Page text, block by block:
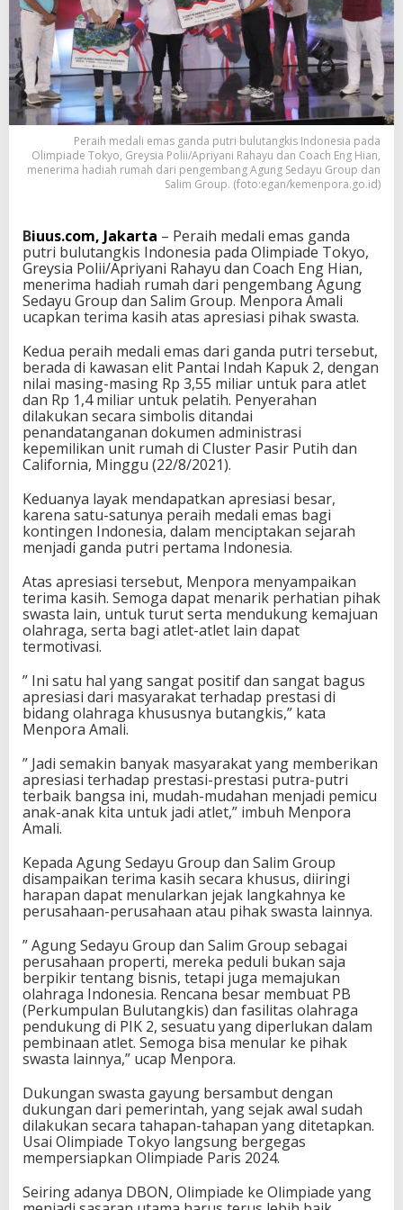
d
a
P
t
i
D
a
p
a
t
d
i
a
h
R
u
a
h
,
M
e
n
p
o
a
A
m
a
i
U
c
a
p
n
A
p
s
i
a
s
i
h
a
k
w
a
s
t
a
Peraih medali emas ganda putri bulutangkis Indonesia pada
Olimpiade Tokyo, Greysia Polii/Apriyani Rahayu dan Coach Eng Hian,
menerima hadiah rumah dari pengembang Agung Sedayu Group dan
Salim Group. (foto:egan/kemenpora.go.id)
Biuus.com, Jakarta – Peraih medali emas ganda
putri bulutangkis Indonesia pada Olimpiade Tokyo,
Greysia Polii/Apriyani Rahayu dan Coach Eng Hian,
menerima hadiah rumah dari pengembang Agung
Sedayu Group dan Salim Group. Menpora Amali
ucapkan terima kasih atas apresiasi pihak swasta.
Kedua peraih medali emas dari ganda putri tersebut,
berada di kawasan elit Pantai Indah Kapuk 2, dengan
nilai masing-masing Rp 3,55 miliar untuk para atlet
dan Rp 1,4 miliar untuk pelatih. Penyerahan
dilakukan secara simbolis ditandai
penandatanganan dokumen administrasi
kepemilikan unit rumah di Cluster Pasir Putih dan
California, Minggu (22/8/2021).
Keduanya layak mendapatkan apresiasi besar,
karena satu-satunya peraih medali emas bagi
kontingen Indonesia, dalam menciptakan sejarah
menjadi ganda putri pertama Indonesia.
Atas apresiasi tersebut, Menpora menyampaikan
terima kasih. Semoga dapat menarik perhatian pihak
swasta lain, untuk turut serta mendukung kemajuan
olahraga, serta bagi atlet-atlet lain dapat
termotivasi.
” Ini satu hal yang sangat positif dan sangat bagus
apresiasi dari masyarakat terhadap prestasi di
bidang olahraga khususnya butangkis,” kata
Menpora Amali.
” Jadi semakin banyak masyarakat yang memberikan
apresiasi terhadap prestasi-prestasi putra-putri
terbaik bangsa ini, mudah-mudahan menjadi pemicu
anak-anak kita untuk jadi atlet,” imbuh Menpora
Amali.
Kepada Agung Sedayu Group dan Salim Group
disampaikan terima kasih secara khusus, diiringi
harapan dapat menularkan jejak langkahnya ke
perusahaan-perusahaan atau pihak swasta lainnya.
” Agung Sedayu Group dan Salim Group sebagai
perusahaan properti, mereka peduli bukan saja
berpikir tentang bisnis, tetapi juga memajukan
olahraga Indonesia. Rencana besar membuat PB
(Perkumpulan Bulutangkis) dan fasilitas olahraga
pendukung di PIK 2, sesuatu yang diperlukan dalam
pembinaan atlet. Semoga bisa menular ke pihak
swasta lainnya,” ucap Menpora.
Dukungan swasta gayung bersambut dengan
dukungan dari pemerintah, yang sejak awal sudah
dilakukan secara tahapan-tahapan yang ditetapkan.
Usai Olimpiade Tokyo langsung bergegas
mempersiapkan Olimpiade Paris 2024.
Seiring adanya DBON, Olimpiade ke Olimpiade yang